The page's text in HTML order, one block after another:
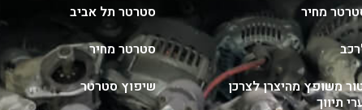
מחיר
משופץ מהיצרן לצרכן
תיווך
סטרטר תל אביב
סטרטר מחיר
שיפוץ סטרטר